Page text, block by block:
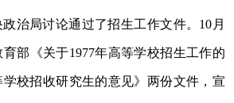
治局讨论通过了招生工作文件。10月
部《关于1977年高等学校招生工作的
校招收研究生的意见》两份文件，宣